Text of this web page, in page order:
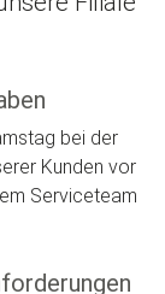
bei der
Kunden vor
Serviceteam